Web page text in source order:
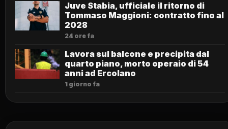
Juve Stabia, ufficiale il ritorno di
Tommaso Maggioni: contratto fino al
2028
24 ore fa
Lavora sul balcone e precipita dal
quarto piano, morto operaio di 54
anni ad Ercolano
1 giorno fa